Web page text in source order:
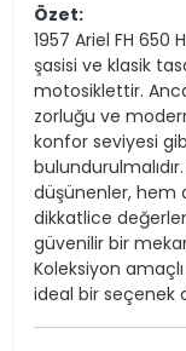
Özet:
1957 Ariel FH
şasisi ve klasik
motosiklettir.
zorluğu ve
konfor seviyesi
düşünenler, hem
dikkatlice
güvenilir bir
Koleksiyon
ideal bir seçenek